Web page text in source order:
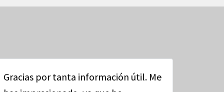
Gracias por tanta información útil. Me